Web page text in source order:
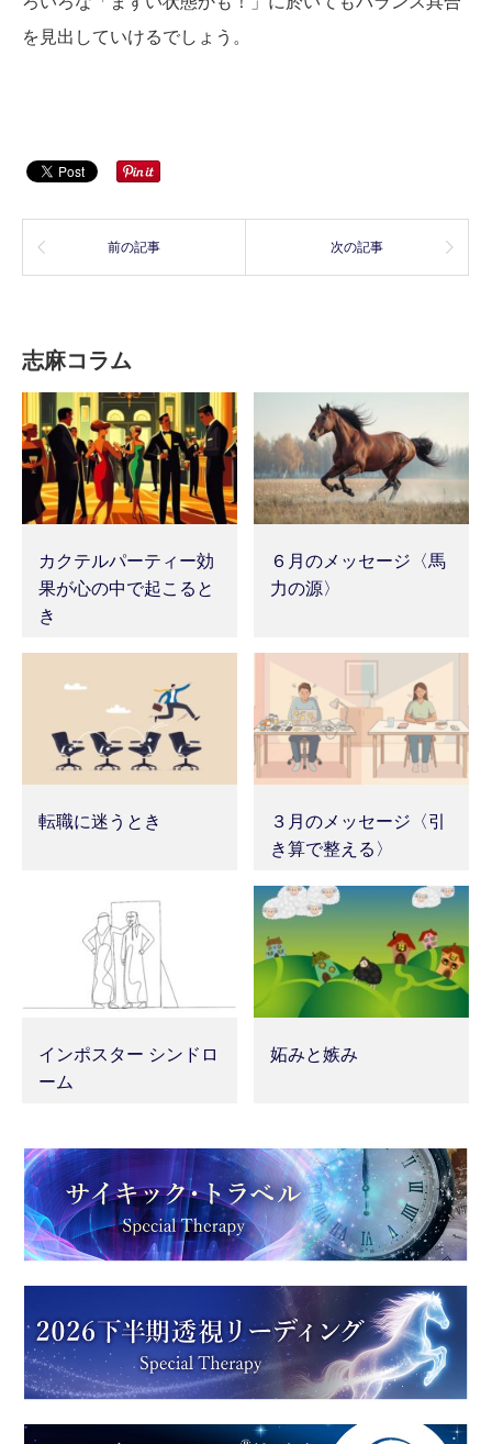
を見出していけるでしょう。
前の記事 次の記事
志麻コラム
カクテルパーティー効
果が心の中で起こると
き
６月のメッセージ〈馬
力の源〉
転職に迷うとき
３月のメッセージ〈引
き算で整える〉
インポスター シンドロ
ーム
妬みと嫉み